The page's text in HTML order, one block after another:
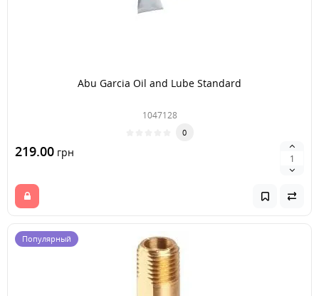
Abu Garcia Oil and Lube Standard
1047128
0
219.00 грн
Популярный